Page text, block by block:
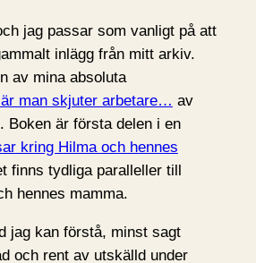
jag passar som vanligt på att
inlägg från mitt arkiv.
av mina absoluta
man skjuter arbetare… av
. Boken är första delen i en
kring Hilma och hennes
finns tydliga paralleller till
hennes mamma.
jag kan förstå, minst sagt
och rent av utskälld under